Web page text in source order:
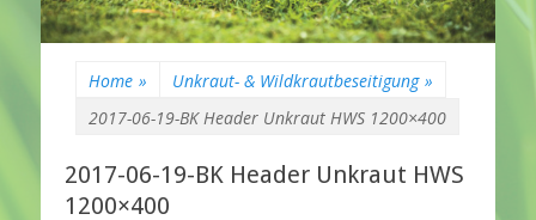
Home » Unkraut- & Wildkrautbeseitigung »
2017-06-19-BK Header Unkraut HWS 1200×400
2017-06-19-BK Header Unkraut HWS
1200×400